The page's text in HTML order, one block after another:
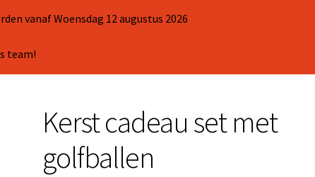
vanaf Woensdag 12 augustus 2026
team!
Kerst cadeau set met
golfballen